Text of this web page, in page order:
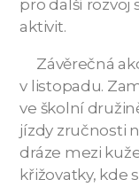
pro další rozvoj
aktivit.
Závěrečná
v listopadu.
ve školní
jízdy zručnosti
dráze mezi
křižovatky, kde